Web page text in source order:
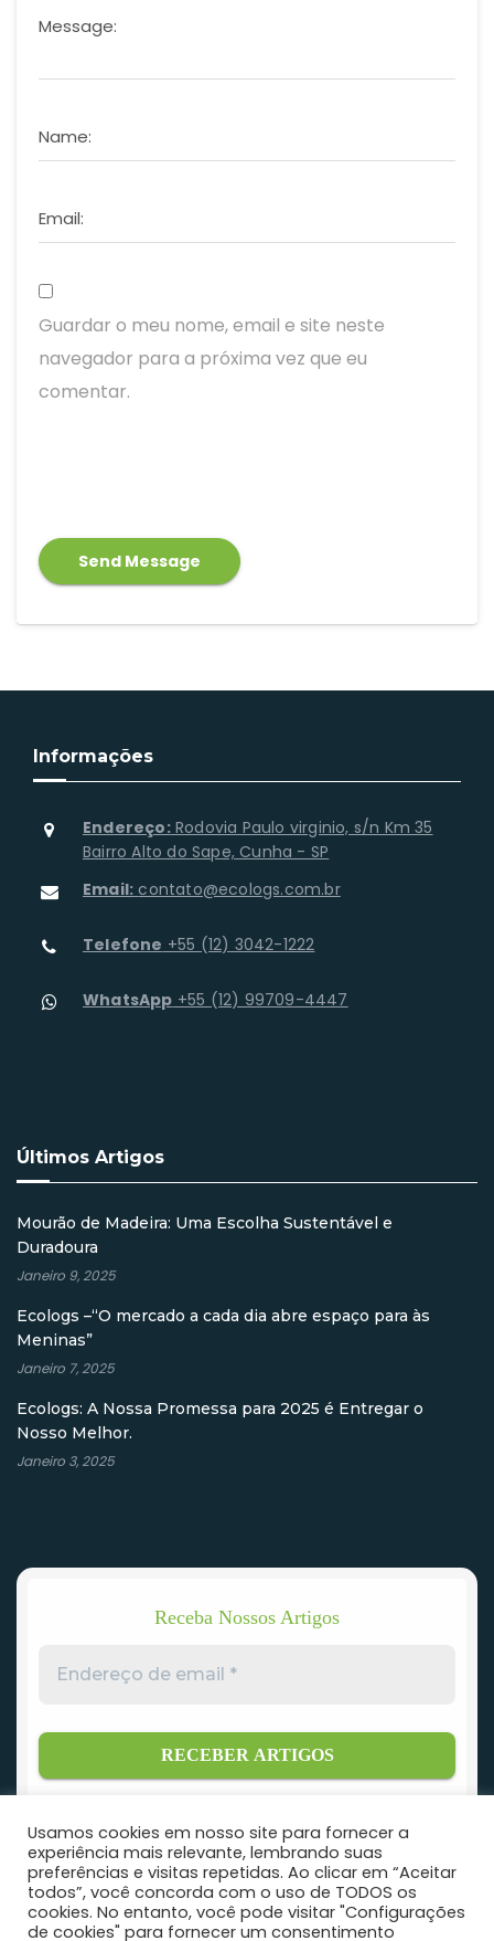
Message:
Name:
Email:
Guardar o meu nome, email e site neste
navegador para a próxima vez que eu
comentar.
Informações
Endereço:Rodovia Paulo virginio, s/n Km 35
Bairro Alto do Sape, Cunha - SP
Email: contato@ecologs.com.br
Telefone +55 (12) 3042-1222
WhatsApp +55 (12) 99709-4447
Últimos Artigos
Mourão de Madeira: Uma Escolha Sustentável e
Duradoura
Janeiro 9, 2025
Ecologs –“O mercado a cada dia abre espaço para às
Meninas”
Janeiro 7, 2025
Ecologs: A Nossa Promessa para 2025 é Entregar o
Nosso Melhor.
Janeiro 3, 2025
Receba Nossos Artigos
Endereço
de
Usamos cookies em nosso site para fornecer a
experiência mais relevante, lembrando suas
preferências e visitas repetidas. Ao clicar em “Aceitar
todos”, você concorda com o uso de TODOS os
cookies. No entanto, você pode visitar "Configurações
de cookies" para fornecer um consentimento